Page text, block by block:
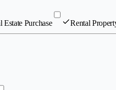
Estate Purchase Rental